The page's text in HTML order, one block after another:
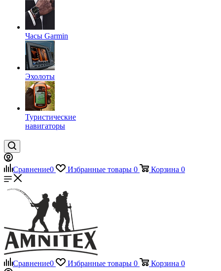
Часы Garmin
Эхолоты
Туристические
навигаторы
Сравнение0 Избранные товары 0 Корзина 0
Сравнение0 Избранные товары 0 Корзина 0